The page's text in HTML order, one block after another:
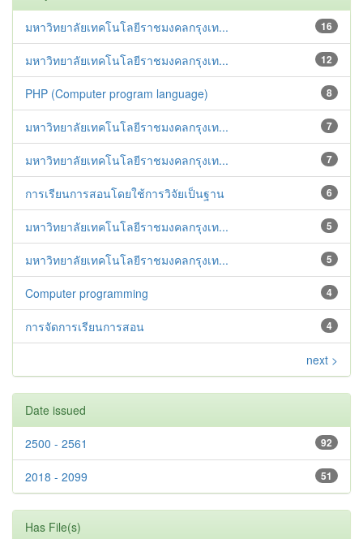
16
มหาวิทยาลัยเทคโนโลยีราชมงคลกรุงเท...
12
มหาวิทยาลัยเทคโนโลยีราชมงคลกรุงเท...
8
PHP (Computer program language)
7
มหาวิทยาลัยเทคโนโลยีราชมงคลกรุงเท...
7
มหาวิทยาลัยเทคโนโลยีราชมงคลกรุงเท...
6
การเรียนการสอนโดยใช้การวิจัยเป็นฐาน
5
มหาวิทยาลัยเทคโนโลยีราชมงคลกรุงเท...
5
มหาวิทยาลัยเทคโนโลยีราชมงคลกรุงเท...
4
Computer programming
4
การจัดการเรียนการสอน
next >
Date issued
92
2500 - 2561
51
2018 - 2099
Has File(s)